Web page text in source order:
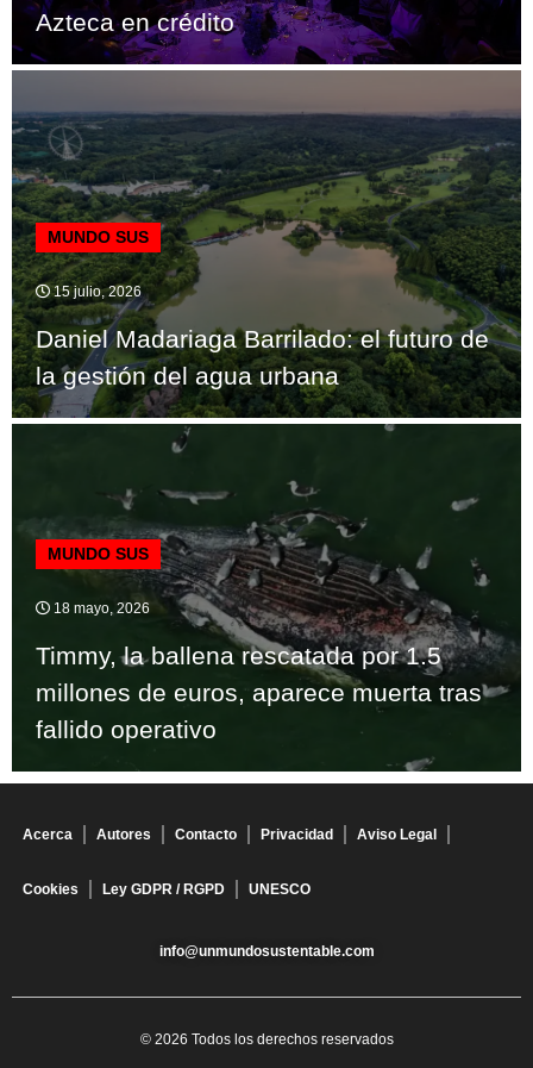
Azteca en crédito
MUNDO SUS
15 julio, 2026
Daniel Madariaga Barrilado: el futuro de
la gestión del agua urbana
MUNDO SUS
18 mayo, 2026
Timmy, la ballena rescatada por 1.5
millones de euros, aparece muerta tras
fallido operativo
Acerca Autores Contacto Privacidad Aviso Legal
Cookies Ley GDPR / RGPD UNESCO
info@unmundosustentable.com
© 2026 Todos los derechos reservados